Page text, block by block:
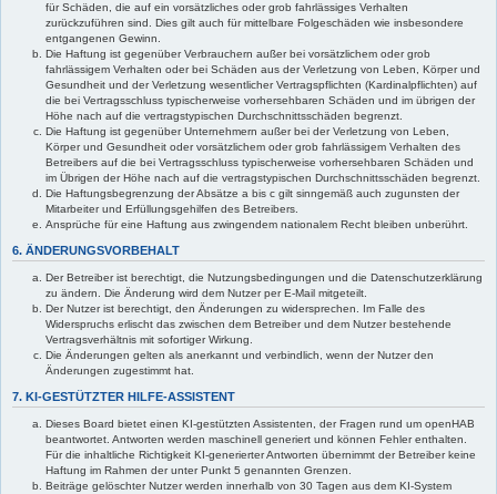
für Schäden, die auf ein vorsätzliches oder grob fahrlässiges Verhalten
zurückzuführen sind. Dies gilt auch für mittelbare Folgeschäden wie insbesondere
entgangenen Gewinn.
Die Haftung ist gegenüber Verbrauchern außer bei vorsätzlichem oder grob
fahrlässigem Verhalten oder bei Schäden aus der Verletzung von Leben, Körper und
Gesundheit und der Verletzung wesentlicher Vertragspflichten (Kardinalpflichten) auf
die bei Vertragsschluss typischerweise vorhersehbaren Schäden und im übrigen der
Höhe nach auf die vertragstypischen Durchschnittsschäden begrenzt.
Die Haftung ist gegenüber Unternehmern außer bei der Verletzung von Leben,
Körper und Gesundheit oder vorsätzlichem oder grob fahrlässigem Verhalten des
Betreibers auf die bei Vertragsschluss typischerweise vorhersehbaren Schäden und
im Übrigen der Höhe nach auf die vertragstypischen Durchschnittsschäden begrenzt.
Die Haftungsbegrenzung der Absätze a bis c gilt sinngemäß auch zugunsten der
Mitarbeiter und Erfüllungsgehilfen des Betreibers.
Ansprüche für eine Haftung aus zwingendem nationalem Recht bleiben unberührt.
6. ÄNDERUNGSVORBEHALT
Der Betreiber ist berechtigt, die Nutzungsbedingungen und die Datenschutzerklärung
zu ändern. Die Änderung wird dem Nutzer per E-Mail mitgeteilt.
Der Nutzer ist berechtigt, den Änderungen zu widersprechen. Im Falle des
Widerspruchs erlischt das zwischen dem Betreiber und dem Nutzer bestehende
Vertragsverhältnis mit sofortiger Wirkung.
Die Änderungen gelten als anerkannt und verbindlich, wenn der Nutzer den
Änderungen zugestimmt hat.
7. KI-GESTÜTZTER HILFE-ASSISTENT
Dieses Board bietet einen KI-gestützten Assistenten, der Fragen rund um openHAB
beantwortet. Antworten werden maschinell generiert und können Fehler enthalten.
Für die inhaltliche Richtigkeit KI-generierter Antworten übernimmt der Betreiber keine
Haftung im Rahmen der unter Punkt 5 genannten Grenzen.
Beiträge gelöschter Nutzer werden innerhalb von 30 Tagen aus dem KI-System